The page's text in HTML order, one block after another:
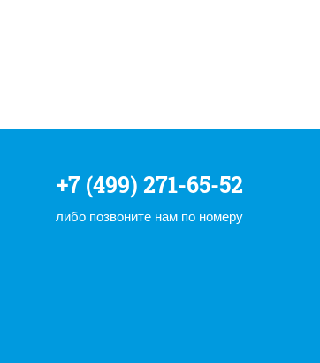
+7 (499) 271-65-52
либо позвоните нам по номеру